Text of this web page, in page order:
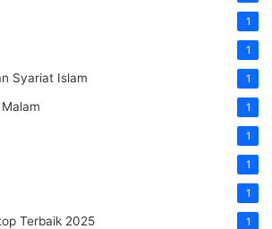
1
1
Syariat Islam 1
1
1
1
1
Terbaik 2025 1